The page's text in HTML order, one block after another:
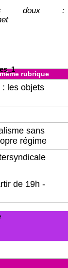
doux :
rubrique
: les objets
sans
régime
de 19h -